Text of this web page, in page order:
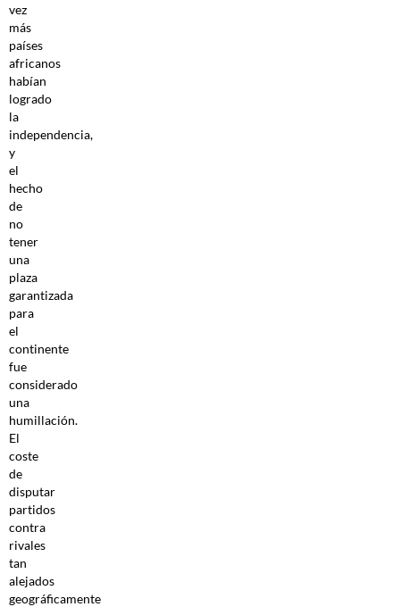
vez
más
países
africanos
habían
logrado
la
independencia,
y
el
hecho
de
no
tener
una
plaza
garantizada
para
el
continente
fue
considerado
una
humillación.
El
coste
de
disputar
partidos
contra
rivales
tan
alejados
geográficamente